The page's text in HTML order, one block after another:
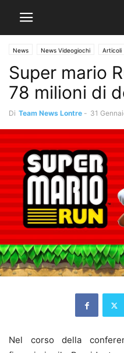
News News Videogiochi Articoli
Super mario
78 milioni di
Di Team News Lontre - 31
Nel corso della